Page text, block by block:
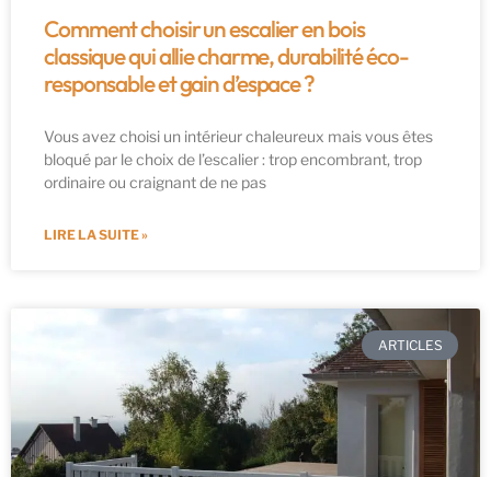
Comment choisir un escalier en bois
classique qui allie charme, durabilité éco-
responsable et gain d’espace ?
Vous avez choisi un intérieur chaleureux mais vous êtes
bloqué par le choix de l’escalier : trop encombrant, trop
ordinaire ou craignant de ne pas
LIRE LA SUITE »
ARTICLES